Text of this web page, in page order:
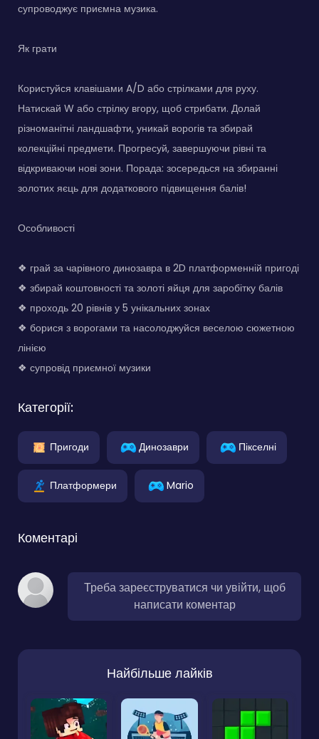
супроводжує приємна музика.
Як грати
Користуйся клавішами A/D або стрілками для руху.
Натискай W або стрілку вгору, щоб стрибати. Долай
різноманітні ландшафти, уникай ворогів та збирай
колекційні предмети. Прогресуй, завершуючи рівні та
відкриваючи нові зони. Порада: зосередься на збиранні
золотих яєць для додаткового підвищення балів!
Особливості
❖ грай за чарівного динозавра в 2D платформенній пригоді
❖ збирай коштовності та золоті яйця для заробітку балів
❖ проходь 20 рівнів у 5 унікальних зонах
❖ борися з ворогами та насолоджуйся веселою сюжетною
лінією
❖ супровід приємної музики
Категорії:
Пригоди Динозаври Пікселні
Платформери Mario
Коментарі
Треба зареєструватися чи увійти, щоб
написати коментар
Найбільше лайків